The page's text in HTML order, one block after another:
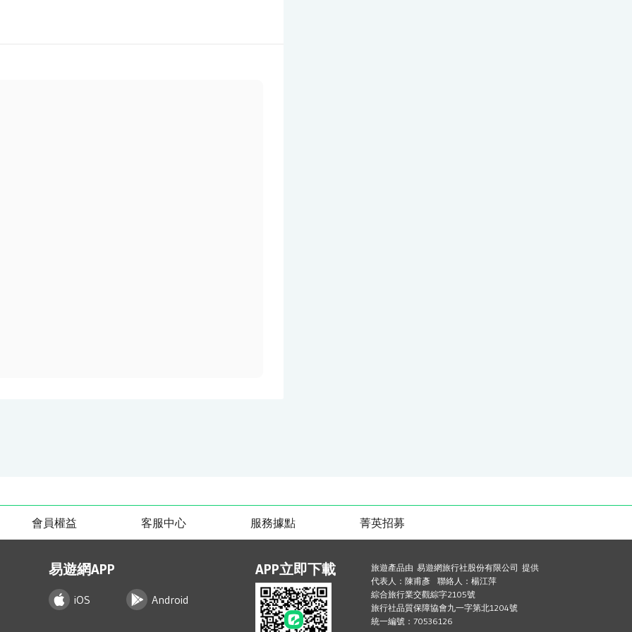
會員權益 客服中心 服務據點 菁英招募
易遊網APP
iOS Android
APP立即下載
旅遊產品由 易遊網旅行社股份有限公司 提供
代表人：陳甫彥 聯絡人：楊江萍
綜合旅行業交觀綜字2105號
旅行社品質保障協會九一字第北1204號
統一編號：70536126